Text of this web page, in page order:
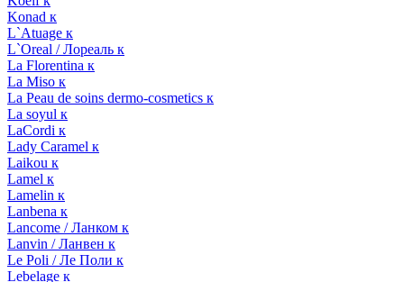
Konad к
L`Atuage к
L`Oreal / Лореаль к
La Florentina к
La Miso к
La Peau de soins dermo-cosmetics к
La soyul к
LaCordi к
Lady Caramel к
Laikou к
Lamel к
Lamelin к
Lanbena к
Lancome / Ланком к
Lanvin / Ланвен к
Le Poli / Ле Поли к
Lebelage к